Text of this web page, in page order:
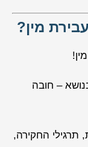
מין?
– חובה
תרגילי החקירה,